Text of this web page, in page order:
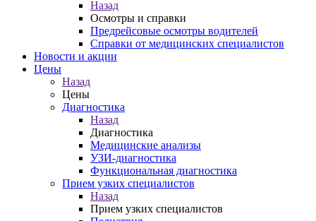
Назад
Осмотры и справки
Предрейсовые осмотры водителей
Справки от медицинских специалистов
Новости и акции
Цены
Назад
Цены
Диагностика
Назад
Диагностика
Медицинские анализы
УЗИ-диагностика
Функциональная диагностика
Прием узких специалистов
Назад
Прием узких специалистов